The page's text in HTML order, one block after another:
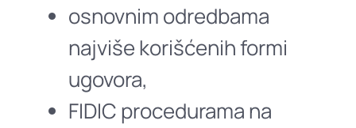
osnovnim odredbama
najviše korišćenih formi
ugovora,
FIDIC procedurama na